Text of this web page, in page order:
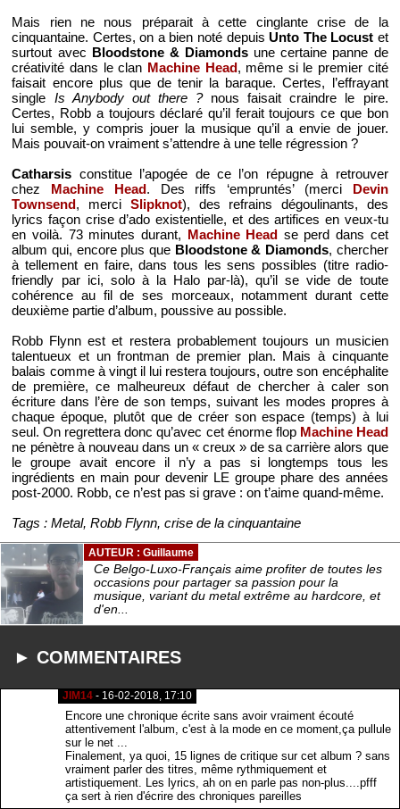
Mais rien ne nous préparait à cette cinglante crise de la
cinquantaine. Certes, on a bien noté depuisUnto The Locust et
surtout avec Bloodstone & Diamonds une certaine panne de
créativité dans le clan Machine Head, même si le premier cité
faisait encore plus que de tenir la baraque. Certes, l’effrayant
single Is Anybody out there ?nous faisait craindre le pire.
Certes, Robb a toujours déclaré qu’il ferait toujours ce que bon
lui semble, y compris jouer la musique qu’il a envie de jouer.
Mais pouvait-on vraiment s’attendre à une telle régression ?
Catharsis constitue l’apogée de ce l’on répugne à retrouver
chez Machine Head. Des riffs ‘empruntés’ (merci Devin
Townsend, merci Slipknot), des refrains dégoulinants, des
lyrics façon crise d’ado existentielle, et des artifices en veux-tu
en voilà. 73 minutes durant, Machine Head se perd dans cet
album qui, encore plus que Bloodstone & Diamonds, chercher
à tellement en faire, dans tous les sens possibles (titre radio-
friendly par ici, solo à la Halo par-là), qu’il se vide de toute
cohérence au fil de ses morceaux, notamment durant cette
deuxième partie d’album, poussive au possible.
Robb Flynn est et restera probablement toujours un musicien
talentueux et un frontman de premier plan. Mais à cinquante
balais comme à vingt il lui restera toujours, outre son encéphalite
de première, ce malheureux défaut de chercher à caler son
écriture dans l’ère de son temps, suivant les modes propres à
chaque époque, plutôt que de créer son espace (temps) à lui
seul. On regrettera donc qu’avec cet énorme flop Machine Head
ne pénètre à nouveau dans un « creux » de sa carrière alors que
le groupe avait encore il n’y a pas si longtemps tous les
ingrédients en main pour devenir LE groupe phare des années
post-2000. Robb, ce n’est pas si grave : on t’aime quand-même.
Tags : Metal, Robb Flynn, crise de la cinquantaine
AUTEUR : Guillaume
Ce Belgo-Luxo-Français aime profiter de toutes les
occasions pour partager sa passion pour la
musique, variant du metal extrême au hardcore, et
d'en...
► COMMENTAIRES
JIM14 - 16-02-2018, 17:10
Encore une chronique écrite sans avoir vraiment écouté
attentivement l'album, c'est à la mode en ce moment,ça pullule
sur le net ...
Finalement, ya quoi, 15 lignes de critique sur cet album ? sans
vraiment parler des titres, même rythmiquement et
artistiquement. Les lyrics, ah on en parle pas non-plus....pfff
ça sert à rien d'écrire des chroniques pareilles